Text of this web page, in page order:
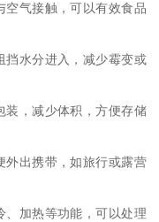
气接触，可以有效食品
水分进入，减少霉变或
，减少体积，方便存储
出携带，如旅行或露营
加热等功能，可以处理